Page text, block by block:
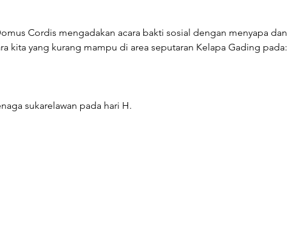
Cordis mengadakan acara bakti sosial dengan menyapa dan
kita yang kurang mampu di area seputaran Kelapa Gading pada:
sukarelawan pada hari H.